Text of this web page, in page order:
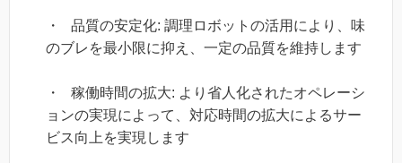
・ 品質の安定化: 調理ロボットの活用により、味
のブレを最小限に抑え、一定の品質を維持します
・ 稼働時間の拡大: より省人化されたオペレーシ
ョンの実現によって、対応時間の拡大によるサー
ビス向上を実現します